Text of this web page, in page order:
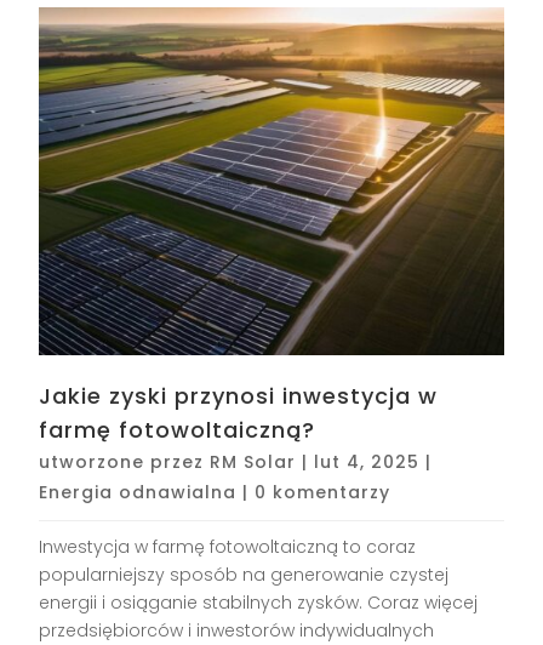
Jakie zyski przynosi inwestycja w
farmę fotowoltaiczną?
utworzone przez RM Solar | lut 4, 2025 |
Energia odnawialna | 0 komentarzy
Inwestycja w farmę fotowoltaiczną to coraz
popularniejszy sposób na generowanie czystej
energii i osiąganie stabilnych zysków. Coraz więcej
przedsiębiorców i inwestorów indywidualnych